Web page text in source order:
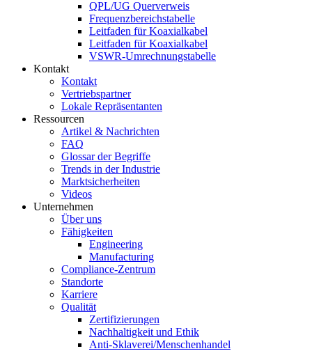
QPL/UG Querverweis
Frequenzbereichstabelle
Leitfaden für Koaxialkabel
Leitfaden für Koaxialkabel
VSWR-Umrechnungstabelle
Kontakt
Kontakt
Vertriebspartner
Lokale Repräsentanten
Ressourcen
Artikel & Nachrichten
FAQ
Glossar der Begriffe
Trends in der Industrie
Marktsicherheiten
Videos
Unternehmen
Über uns
Fähigkeiten
Engineering
Manufacturing
Compliance-Zentrum
Standorte
Karriere
Qualität
Zertifizierungen
Nachhaltigkeit und Ethik
Anti-Sklaverei/Menschenhandel